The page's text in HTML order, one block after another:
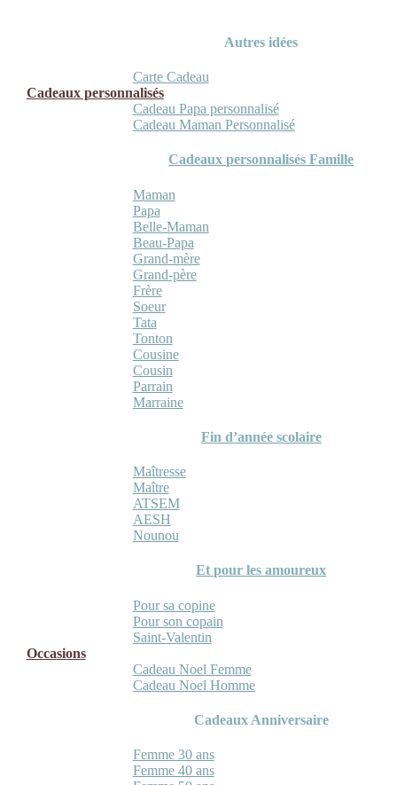
Autres idées
Carte Cadeau
Cadeaux personnalisés
Cadeau Papa personnalisé
Cadeau Maman Personnalisé
Cadeaux personnalisés Famille
Maman
Papa
Belle-Maman
Beau-Papa
Grand-mère
Grand-père
Frère
Soeur
Tata
Tonton
Cousine
Cousin
Parrain
Marraine
Fin d’année scolaire
Maîtresse
Maître
ATSEM
AESH
Nounou
Et pour les amoureux
Pour sa copine
Pour son copain
Saint-Valentin
Occasions
Cadeau Noel Femme
Cadeau Noel Homme
Cadeaux Anniversaire
Femme 30 ans
Femme 40 ans